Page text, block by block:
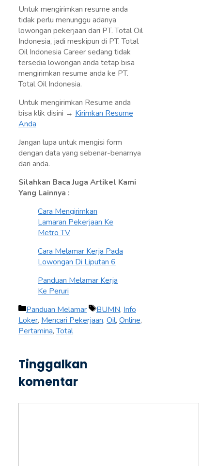
Untuk mengirimkan resume anda
tidak perlu menunggu adanya
lowongan pekerjaan dari PT. Total Oil
Indonesia, jadi meskipun di PT. Total
Oil Indonesia Career sedang tidak
tersedia lowongan anda tetap bisa
mengirimkan resume anda ke PT.
Total Oil Indonesia.
Untuk mengirimkan Resume anda
bisa klik disini → Kirimkan Resume
Anda
Jangan lupa untuk mengisi form
dengan data yang sebenar-benarnya
dari anda.
Silahkan Baca Juga Artikel Kami
Yang Lainnya :
Cara Mengirimkan
Lamaran Pekerjaan Ke
Metro TV
Cara Melamar Kerja Pada
Lowongan Di Liputan 6
Panduan Melamar Kerja
Ke Peruri
Kategori
Panduan Melamar Tag
BUMN, Info
Loker, Mencari Pekerjaan, Oil, Online,
Pertamina,Total
Tinggalkan
komentar